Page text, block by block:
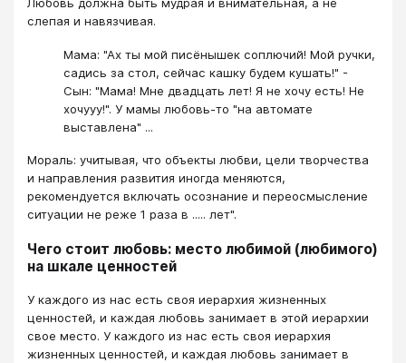
Любовь должна быть мудрая и внимательная, а не
слепая и навязчивая.
Мама: "Ах ты мой писёнышек соплючий! Мой ручки,
садись за стол, сейчас кашку будем кушать!" -
Сын: "Мама! Мне двадцать лет! Я не хочу есть! Не
хочууу!". У мамы любовь-то "на автомате
выставлена" ...
Мораль: учитывая, что объекты любви, цели творчества
и направления развития иногда меняются,
рекомендуется включать осознание и переосмысление
ситуации не реже 1 раза в ..... лет".
Чего стоит любовь: место любимой (любимого)
на шкале ценностей
У каждого из нас есть своя иерархия жизненных
ценностей, и каждая любовь занимает в этой иерархии
свое место. У каждого из нас есть своя иерархия
жизненных ценностей, и каждая любовь занимает в